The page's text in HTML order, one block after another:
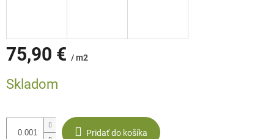
75,90 € / m2
cena:
Skladom
Pridať do košíka